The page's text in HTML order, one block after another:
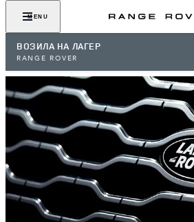
MENU
ВОЗИЛА НА ЛАГЕР
RANGE ROVER